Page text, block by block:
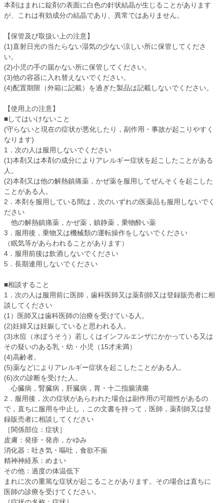
本剤はまれに錠剤の表面に白色の針状結晶が生じることがあります
が、これは有効成分の結晶であり、異常ではありません。
【保管及び取扱い上の注意】
(1)直射日光の当たらない湿気の少ない涼しい所に保管してくださ
い。
(2)小児の手の届かない所に保管してください。
(3)他の容器に入れ替えないでください。
(4)配置期限（外箱に記載）を過ぎた製品は記載しないでください。
【使用上の注意】
■してはいけないこと
(守らないと現在の症状が悪化したり，副作用・事故が起こりやすく
なります)
1．次の人は服用しないでください
(1)本剤又は本剤の成分によりアレルギー症状を起こしたことがある
人。
(2)本剤又は他の解熱鎮痛薬，かぜ薬を服用してぜんそくを起こした
ことがある人。
2．本剤を服用している間は，次のいずれの医薬品も服用しないでく
ださい
他の解熱鎮痛薬，かぜ薬，鎮静薬，乗物酔い薬
3．服用後，乗物又は機械類の運転操作をしないでください
（眠気等があらわれることがあります）
4．服用前後は飲酒しないでください
5．長期連用しないでください
■相談すること
1．次の人は服用前に医師，歯科医師又は薬剤師又は登録販売者に相
談してください
(1）医師又は歯科医師の治療を受けている人。
(2)妊婦又は妊娠していると思われる人。
(3)水痘（水ぼうそう）若しくはインフルエンザにかかっている又は
その疑いのある乳・幼・小児（15才未満）
(4)高齢者。
(5)薬などによりアレルギー症状を起こしたことがある人。
(6)次の診断を受けた人。
心臓病，腎臓病，肝臓病，胃・十二指腸潰瘍
2．服用後，次の症状があらわれた場合は副作用の可能性があるの
で，直ちに服用を中止し，この文書を持って， 医師，薬剤師又は登
録販売者に相談してください
［関係部位：症状］
皮膚：発疹・発赤，かゆみ
消化器：吐き気・嘔吐，食欲不振
精神神経系：めまい
その他：過度の体温低下
まれに次の重篤な症状が起こることがあります。その場合は直ちに
医師の診療を受けてください。